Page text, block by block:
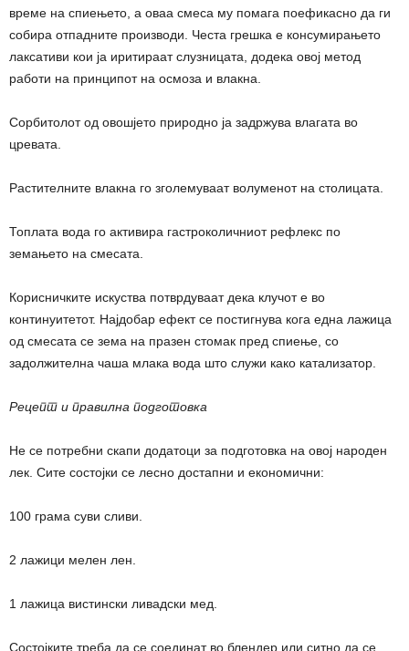
време на спиењето, а оваа смеса му помага поефикасно да ги
собира отпадните производи. Честа грешка е консумирањето
лаксативи кои ја иритираат слузницата, додека овој метод
работи на принципот на осмоза и влакна.
Сорбитолот од овошјето природно ја задржува влагата во
цревата.
Растителните влакна го зголемуваат волуменот на столицата.
Топлата вода го активира гастроколичниот рефлекс по
земањето на смесата.
Корисничките искуства потврдуваат дека клучот е во
континуитетот. Најдобар ефект се постигнува кога една лажица
од смесата се зема на празен стомак пред спиење, со
задолжителна чаша млака вода што служи како катализатор.
Рецепт и правилна подготовка
Не се потребни скапи додатоци за подготовка на овој народен
лек. Сите состојки се лесно достапни и економични:
100 грама суви сливи.
2 лажици мелен лен.
1 лажица вистински ливадски мед.
Состојките треба да се соединат во блендер или ситно да се